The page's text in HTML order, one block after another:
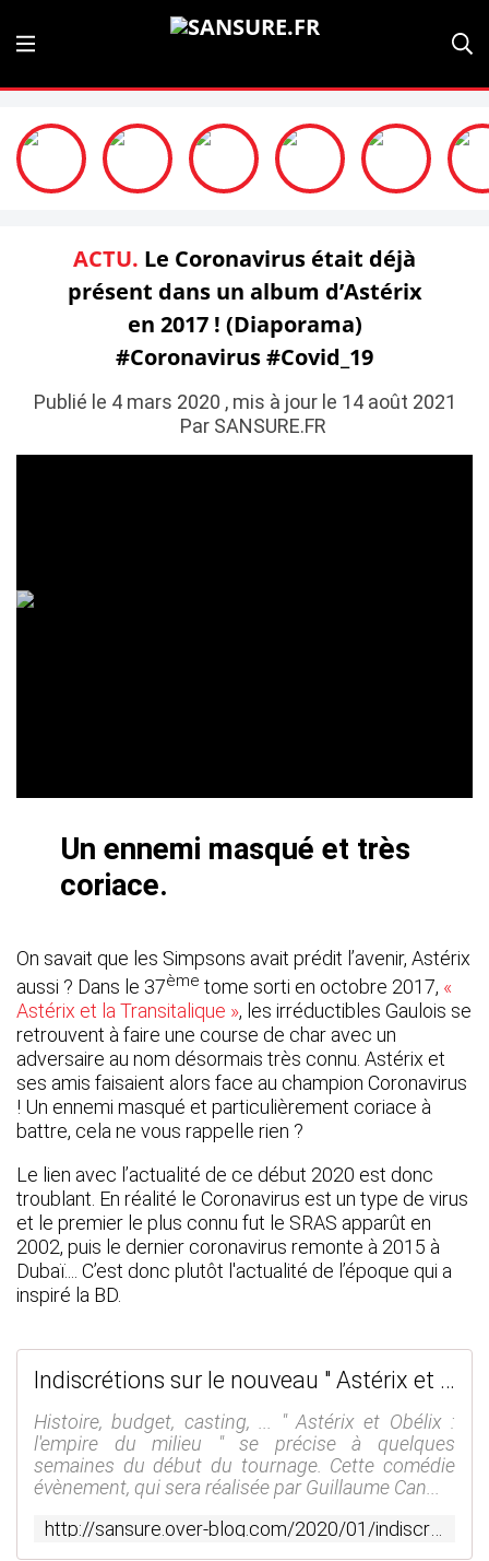
ACTU. Le Coronavirus était déjà
présent dans un album d’Astérix
en 2017 ! (Diaporama)
#Coronavirus #Covid_19
Publié le 4 mars 2020 , mis à jour le 14 août 2021
Par SANSURE.FR
Un ennemi masqué et très
coriace.
On savait que les Simpsons avait prédit l’avenir, Astérix
aussi ? Dans le 37ème tome sorti en octobre 2017, «
Astérix et la Transitalique », les irréductibles Gaulois se
retrouvent à faire une course de char avec un
adversaire au nom désormais très connu. Astérix et
ses amis faisaient alors face au champion Coronavirus
! Un ennemi masqué et particulièrement coriace à
battre, cela ne vous rappelle rien ?
Le lien avec l’actualité de ce début 2020 est donc
troublant. En réalité le Coronavirus est un type de virus
et le premier le plus connu fut le SRAS apparût en
2002, puis le dernier coronavirus remonte à 2015 à
Dubaï.... C’est donc plutôt l'actualité de l’époque qui a
inspiré la BD.
Indiscrétions sur le nouveau " Astérix et Obélix " ! #AsterixEtObelix - SANSURE.FR
Histoire, budget, casting, ... " Astérix et Obélix :
l'empire du milieu " se précise à quelques
semaines du début du tournage. Cette comédie
évènement, qui sera réalisée par Guillaume Can...